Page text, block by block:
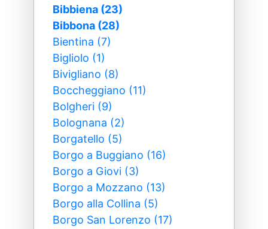
Bibbiena (23)
Bibbona (28)
Bientina (7)
Bigliolo (1)
Bivigliano (8)
Boccheggiano (11)
Bolgheri (9)
Bolognana (2)
Borgatello (5)
Borgo a Buggiano (16)
Borgo a Giovi (3)
Borgo a Mozzano (13)
Borgo alla Collina (5)
Borgo San Lorenzo (17)